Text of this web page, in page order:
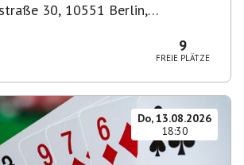
30, 10551 Berlin,
9
FREIE PLÄTZE
Do, 13.08.2026
18:30